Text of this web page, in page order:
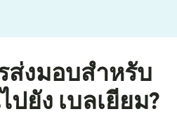
ส่งมอบสำหรับ
ปยัง เบลเยียม?